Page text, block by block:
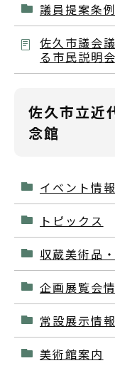
議員提案条例
佐久市議会
る市民説明会
佐久市立
念館
イベント情報
トピックス
収蔵美術品
企画展覧会
常設展示情報
美術館案内